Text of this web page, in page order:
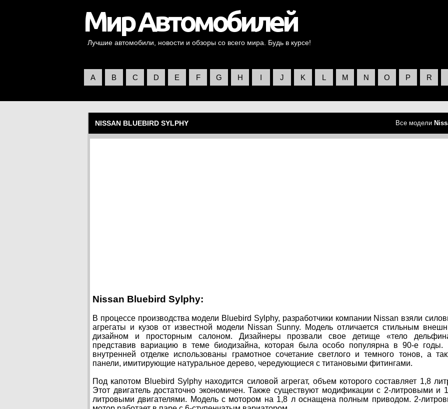
Лучшие автомобили, новости и обзоры со всего мира. Будь в курсе!
A B C D E F G H I J K L M N O P R
NISSAN BLUEBIRD SYLPHY Все модели
Nissan Bluebird Sylphy:
В процессе производства модели Bluebird Sylphy, разработчики компании Nissan взяли
агрегаты и кузов от известной модели Nissan Sunny. Модель отличается стильным
дизайном и просторным салоном. Дизайнеры прозвали свое детище «тело
представив вариацию в теме биодизайна, которая была особо популярна в 90-е годы.
внутренней отделке использованы грамотное сочетание светлого и темного тонов, а
панели, имитирующие натуральное дерево, чередующиеся с титановыми фитингами.
Под капотом Bluebird Sylphy находится силовой агрегат, объем которого составляет 1,8
Этот двигатель достаточно экономичен. Также существуют модификации с 2-литровыми и
литровыми двигателями. Модель с мотором на 1,8 л оснащена полным приводом. 2-